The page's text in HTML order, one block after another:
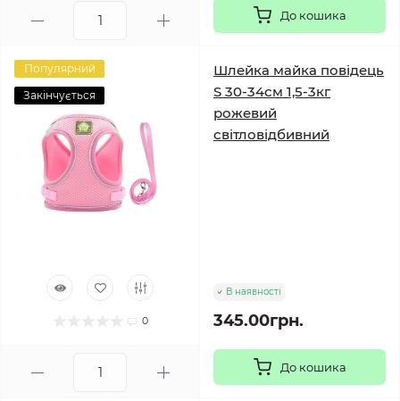
До кошика
Популярний
Закінчується
0
Шлейка майка повідець
S 30-34см 1,5-3кг
рожевий
світловідбивний
В наявності
345.00грн.
До кошика